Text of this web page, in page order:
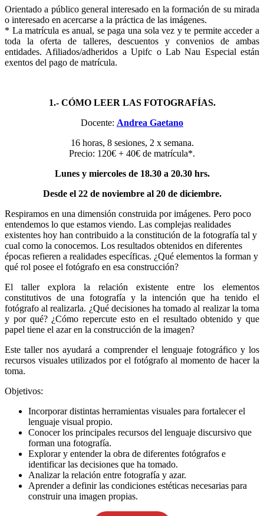
Orientado a público general interesado en la formación de su mirada
o interesado en acercarse a la práctica de las imágenes.
* La matrícula es anual, se paga una sola vez y te permite acceder a
toda la oferta de talleres, descuentos y convenios de ambas
entidades. Afiliados/adheridos a Upifc o Lab Nau Especial están
exentos del pago de matrícula.
1.- CÓMO LEER LAS FOTOGRAFÍAS.
Docente: Andrea Gaetano
16 horas, 8 sesiones, 2 x semana.
Precio: 120€ + 40€ de matrícula*.
Lunes y miercoles de 18.30 a 20.30 hrs.
Desde el 22 de noviembre al 20 de diciembre.
Respiramos en una dimensión construida por imágenes. Pero poco
entendemos lo que estamos viendo. Las complejas realidades
existentes hoy han contribuido a la constitución de la fotografía tal y
cual como la conocemos. Los resultados obtenidos en diferentes
épocas refieren a realidades específicas. ¿Qué elementos la forman y
qué rol posee el fotógrafo en esa construcción?
El taller explora la relación existente entre los elementos
constitutivos de una fotografía y la intención que ha tenido el
fotógrafo al realizarla. ¿Qué decisiones ha tomado al realizar la toma
y por qué? ¿Cómo repercute esto en el resultado obtenido y que
papel tiene el azar en la construcción de la imagen?
Este taller nos ayudará a comprender el lenguaje fotográfico y los
recursos visuales utilizados por el fotógrafo al momento de hacer la
toma.
Objetivos:
Incorporar distintas herramientas visuales para fortalecer el
lenguaje visual propio.
Conocer los principales recursos del lenguaje discursivo que
forman una fotografía.
Explorar y entender la obra de diferentes fotógrafos e
identificar las decisiones que ha tomado.
Analizar la relación entre fotografía y azar.
Aprender a definir las condiciones estéticas necesarias para
construir una imagen propias.